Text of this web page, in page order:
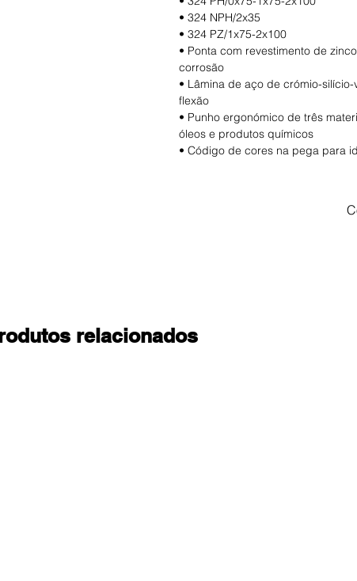
• 324 NPH/2x35
• 324 PZ/1x75-2x100
• Ponta com revestimento de
corrosão
• Lâmina de aço de crómio-
flexão
• Punho ergonómico de três
óleos e produtos químicos
• Código de cores na pega para
relacionados